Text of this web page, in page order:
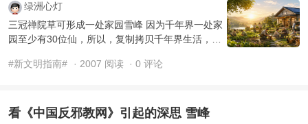
绿洲心灯
三冠禅院草可形成一处家园雪峰 因为千年界一处家
园至少有30位仙，所以，复制拷贝千年界生活，每
就能有效地 ...
#新文明指南# · 2007 阅读 · 0 评论
看《中国反邪教网》引起的深思 雪峰